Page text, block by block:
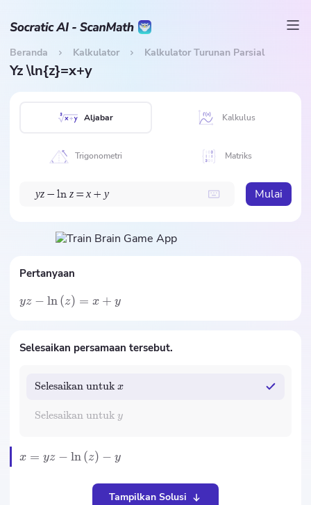
Beranda Kalkulator Kalkulator Turunan Parsial
Yz \ln{z}=x+y
Aljabar Kalkulus
Trigonometri Matriks
yz − ln z = x + y Mulai
Pertanyaan
yz − ln(z) = x + y
Selesaikan persamaan tersebut.
Selesaikan untuk x
Selesaikan untuk y
x = yz − ln(z) − y
Tampilkan Solusi